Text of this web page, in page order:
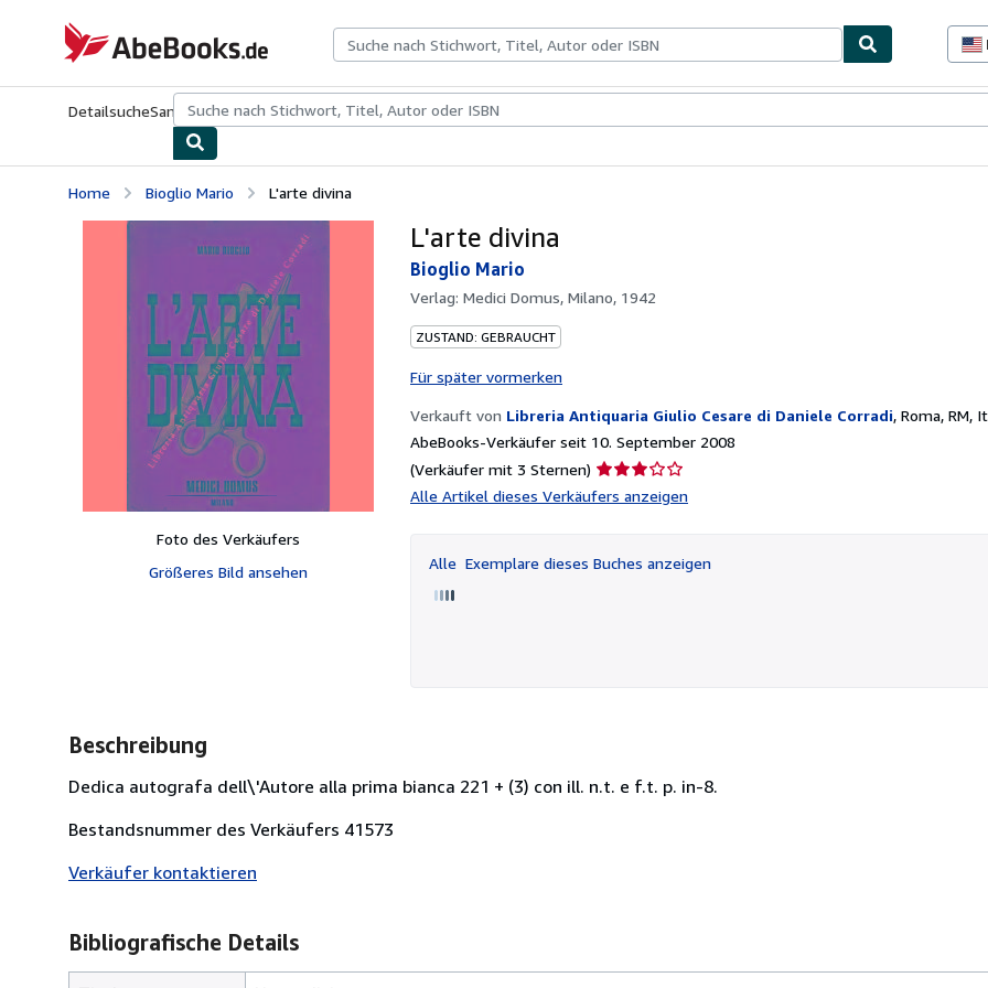
AbeBooks.de
DetailsucheSammlungenAntiquarische BücherKunst & Sammlerstücke
Home Bioglio Mario L'arte divina
Foto des Verkäufers
Größeres Bild ansehen
L'arte divina
Bioglio Mario
Verlag: Medici Domus, Milano, 1942
ZUSTAND: GEBRAUCHT
Für später vormerken
Verkauft von Libreria Antiquaria Giulio Cesare di Daniele Corradi, Roma, RM,
AbeBooks-Verkäufer seit 10. September 2008
(Verkäufer mit 3 Sternen) Verkäuferbewertung
3
Sternen
Alle Artikel dieses Verkäufers anzeigen
Alle Exemplare dieses Buches anzeigen
Beschreibung
Dedica autografa dell\'Autore alla prima bianca 221 + (3) con ill. n.t. e f.t. p. in-8.
Bestandsnummer des Verkäufers 41573
Verkäufer kontaktieren
Bibliografische Details